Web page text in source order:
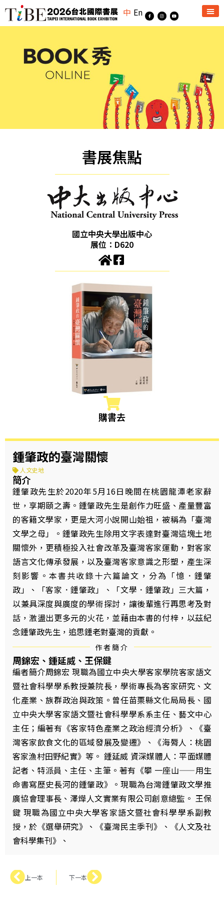
中 En
書展焦點
國立中央大學出版中心
展位：D620
購書去
鍾肇政的臺灣關懷
人文史地
簡介
鍾肇政先生於2020年5月16日晚間在桃園龍潭老家辭
世，享期頤之壽。鍾肇政先生是創作力旺盛、產量豐富
的客籍文學家，更是大河小說開山始祖，被稱為「臺灣
文學之母」。鍾肇政先生除用文字表達對臺灣這塊土地
關懷外，更積極投入社會改革及臺灣客家運動，對客家
語言文化傳承發展，以及臺灣客家意識之形塑，產生深
刻影響。本書共收錄十六篇論文，分為「憶．鍾肇
政」、「客家．鍾肇政」、「文學．鍾肇政」三大篇，
以兼具深度與廣度的學術探討，讓後輩進行再思考及對
話，激盪出更多元的火花，並藉由本書的付梓，以茲紀
念鍾肇政先生，追思鍾老對臺灣的貢獻。
作者簡介
周錦宏、鍾延威、王保鍵
編者簡介周錦宏 現職為國立中央大學客家學院客家語文
暨社會科學學系教授兼院長，學術專長為客家研究、文
化產業、族群政治與政策。曾任苗栗縣文化局局長、國
立中央大學客家語文暨社會科學學系系主任、藝文中心
主任；編著有《客家特色產業之政治經濟分析》、《臺
灣客家飲食文化的區域發展及變遷》、《海脣人：桃園
客家漁村田野紀實》等。 鍾延威 資深媒體人：平面媒體
記者、特派員、主任、主筆。著有《攀 一座山——用生
命書寫歷史長河的鍾肇政》。現職為台灣鍾肇政文學推
廣協會理事長、澤燁人文實業有限公司創意總監。 王保
鍵 現職為國立中央大學客家語文暨社會科學學系副教
授，於《選舉研究》、《臺灣民主季刊》、《人文及社
會科學集刊》、
上一本 下一本